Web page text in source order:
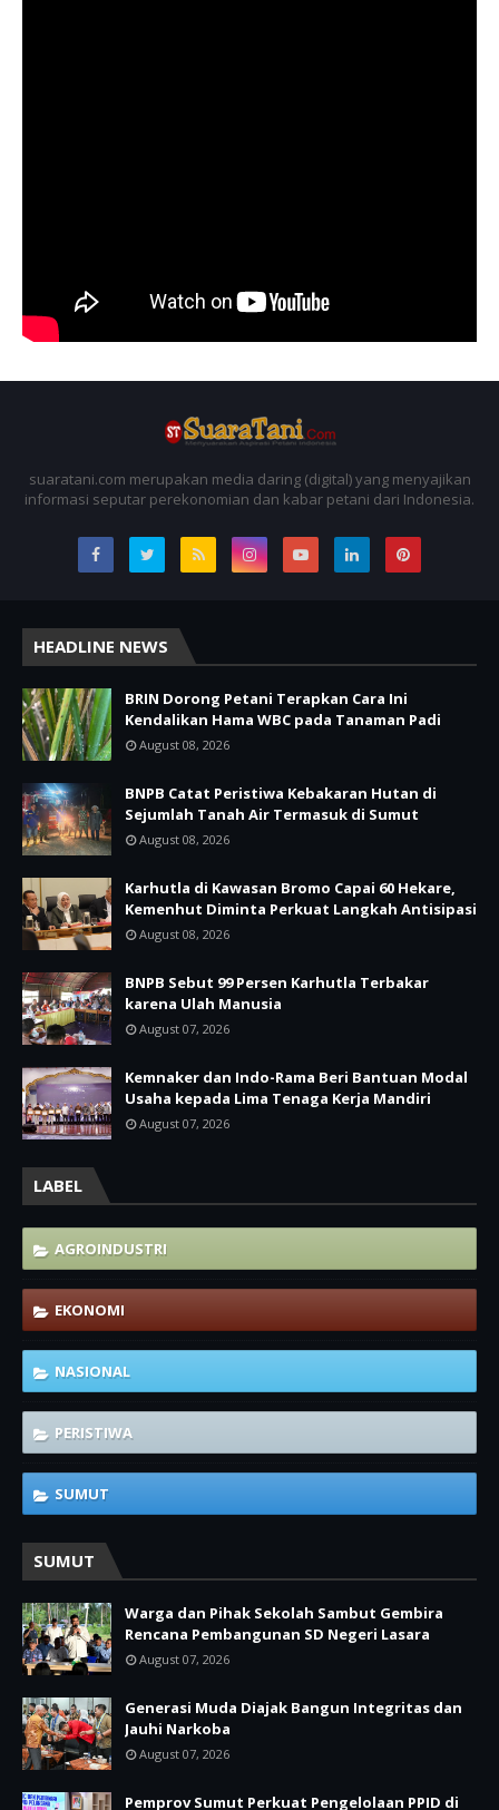
suaratani.com merupakan media daring (digital) yang menyajikan
informasi seputar perekonomian dan kabar petani dari Indonesia.
HEADLINE NEWS
BRIN Dorong Petani Terapkan Cara Ini
Kendalikan Hama WBC pada Tanaman Padi
August 08, 2026
BNPB Catat Peristiwa Kebakaran Hutan di
Sejumlah Tanah Air Termasuk di Sumut
August 08, 2026
Karhutla di Kawasan Bromo Capai 60 Hekare,
Kemenhut Diminta Perkuat Langkah Antisipasi
August 08, 2026
BNPB Sebut 99 Persen Karhutla Terbakar
karena Ulah Manusia
August 07, 2026
Kemnaker dan Indo-Rama Beri Bantuan Modal
Usaha kepada Lima Tenaga Kerja Mandiri
August 07, 2026
LABEL
AGROINDUSTRI
EKONOMI
NASIONAL
PERISTIWA
SUMUT
SUMUT
Warga dan Pihak Sekolah Sambut Gembira
Rencana Pembangunan SD Negeri Lasara
August 07, 2026
Generasi Muda Diajak Bangun Integritas dan
Jauhi Narkoba
August 07, 2026
Pemprov Sumut Perkuat Pengelolaan PPID di